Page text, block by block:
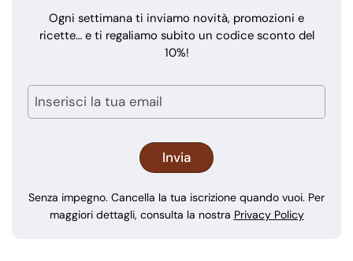
Ogni settimana ti inviamo novità, promozioni e
ricette… e ti regaliamo subito un codice sconto del
10%!
Senza impegno. Cancella la tua iscrizione quando vuoi. Per
maggiori dettagli, consulta la nostra Privacy Policy